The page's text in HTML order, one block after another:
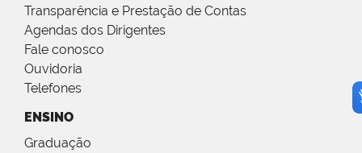
Transparência e Prestação de Contas
Agendas dos Dirigentes
Fale conosco
Ouvidoria
Telefones
ENSINO
Graduação